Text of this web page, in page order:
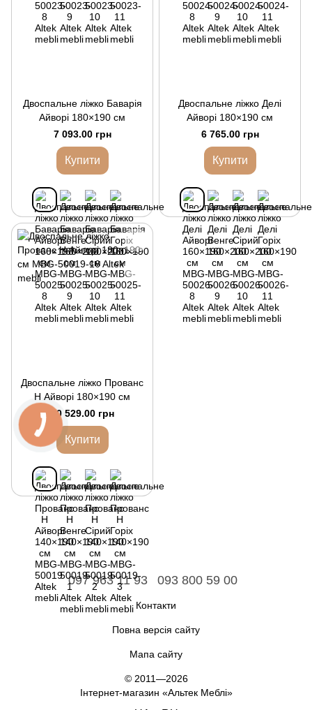
Двоспальне ліжко Баварія
Айворі 180×190 см
7 093.00 грн
Купити
Двоспальне ліжко Делі
Айворі 180×190 см
6 765.00 грн
Купити
Двоспальне ліжко Прованс
Н Айворі 180×190 см
10 529.00 грн
Купити
097 963 11 93 093 800 59 00
Контакти
Повна версія сайту
Мапа сайту
© 2011—2026
Інтернет-магазин «Альтек Меблі»